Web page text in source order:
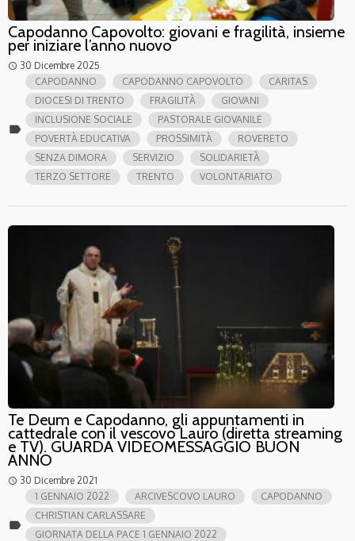
Capodanno Capovolto: giovani e fragilità, insieme
per iniziare l’anno nuovo
access_time 30 Dicembre 2025
label
CAPODANNO CAPODANNO CAPOVOLTO
CARITAS
DIOCESI DI TRENTO
FRAGILITÀ
GIOVANI
INCLUSIONE SOCIALE
PASTORALE GIOVANILE
POVERTÀ EDUCATIVA
PROSSIMITÀ
ROVERETO
SENZA DIMORA
SERVIZIO
SOLIDARIETÀ
TERZO SETTORE
TRENTO VOLONTARIATO
Te Deum e Capodanno, gli appuntamenti in
cattedrale con il vescovo Lauro (diretta streaming
e TV). GUARDA VIDEOMESSAGGIO BUON
ANNO
access_time 30 Dicembre 2021
label
1 GENNAIO 2022 ARCIVESCOVO LAURO
CAPODANNO
CHRISTIAN CARLASSARE
GIORNATA DELLA PACE 1 GENNAIO 2022